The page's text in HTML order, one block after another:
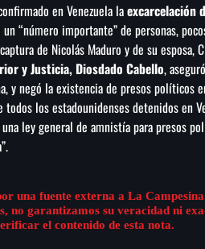
en Venezuela laexcarcelación
“número importante” de personas,
de Nicolás Maduro y de su esposa,
y Justicia, Diosdado Cabello,
y negó la existencia de presos políticos
los estadounidenses detenidos en
ley general de amnistía para presos
una fuente externa a La
no garantizamos su veracidad ni
el contenido de esta nota.